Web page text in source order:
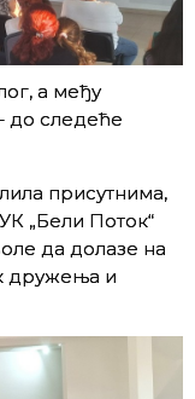
а међу
до следеће
присутнима,
„Бели Поток“
да долазе на
дружења и